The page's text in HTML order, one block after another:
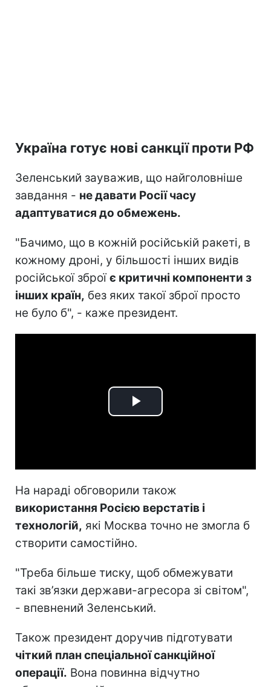
Україна готує нові санкції проти РФ
Зеленський зауважив, що найголовніше
завдання - не давати Росії часу
адаптуватися до обмежень.
"Бачимо, що в кожній російській ракеті, в
кожному дроні, у більшості інших видів
російської зброїє критичні компоненти з
інших країн, без яких такої зброї просто
не було б", - каже президент.
Play
На нараді обговорили також
використання Росією верстатів і
технологій, які Москва точно не змогла б
створити самостійно.
"Треба більше тиску, щоб обмежувати
такі зв’язки держави-агресора зі світом",
- впевнений Зеленський.
Також президент доручив підготувати
чіткий план спеціальної санкційної
операції. Вона повинна відчутно